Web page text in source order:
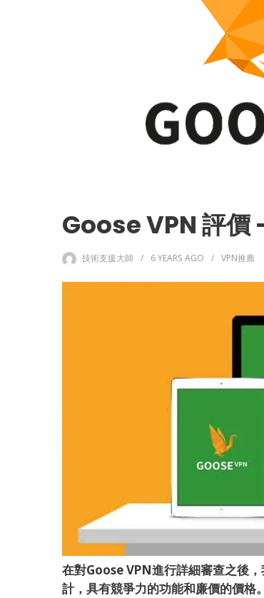
Goose VPN 評價
技術支援大師 6 YEARS AGO VPN推薦
在對Goose VPN進行詳細審查之後
計，具有競爭力的功能和廉價的​​價格。